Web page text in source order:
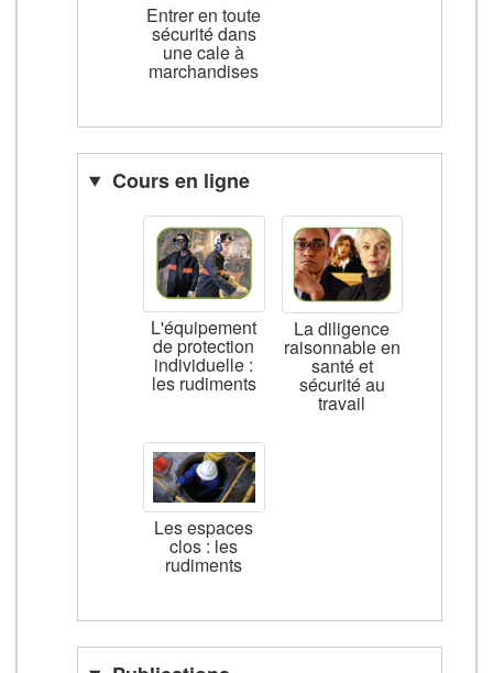
Entrer en toute
sécurité dans
une cale à
marchandises
Cours en ligne
L'équipement
de protection
individuelle :
les rudiments
La diligence
raisonnable en
santé et
sécurité au
travail
Les espaces
clos : les
rudiments